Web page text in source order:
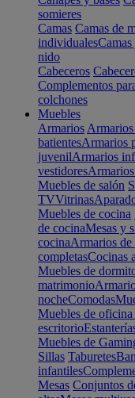
somieres
Camas Camas de
individuales
nido
Cabeceros
Complementos
colchones
Muebles
Armarios
batientesArmarios
juvenilArmarios
vestidores
Muebles de salón
TVVitrinas
Muebles de cocina
de cocinaMesas y
cocinaArmarios de
completasCocinas
Muebles de
matrimonio
nocheComodas
Muebles de
escritorio
Muebles de
Sillas Taburetes
infantiles
Mesas Conjuntos